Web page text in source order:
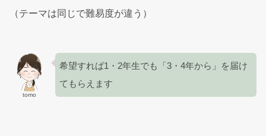
（テーマは同じで難易度が違う）
tomo
希望すれば1・2年生でも「3・4年から」を届け
てもらえます